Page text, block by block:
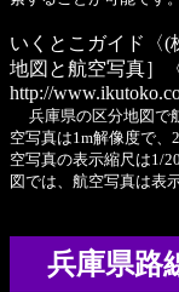
いくとこガイド
〈
地図と航空写真］
http://
兵庫県の区分地図で
空写真は1m解像度で、
空写真の表示縮尺は1/
図では、航空写真は表
兵庫県路